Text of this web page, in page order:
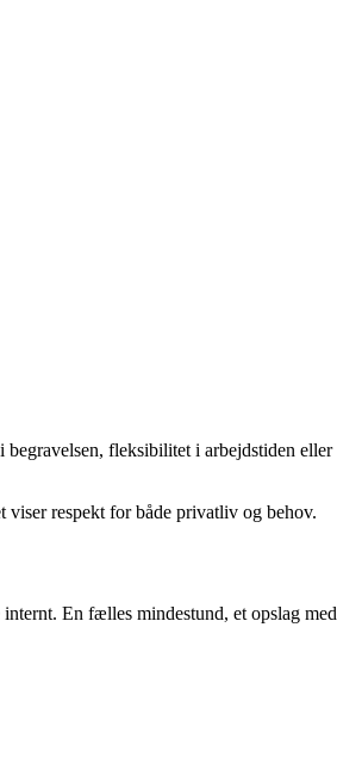
fleksibilitet i arbejdstiden eller
viser respekt for både privatliv og behov.
En fælles mindestund, et opslag med